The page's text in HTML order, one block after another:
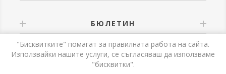
БЮЛЕТИН
"Бисквитките" помагат за правилната работа на сайта.
Използвайки нашите услуги, се съгласяваш да използваме
"бисквитки".